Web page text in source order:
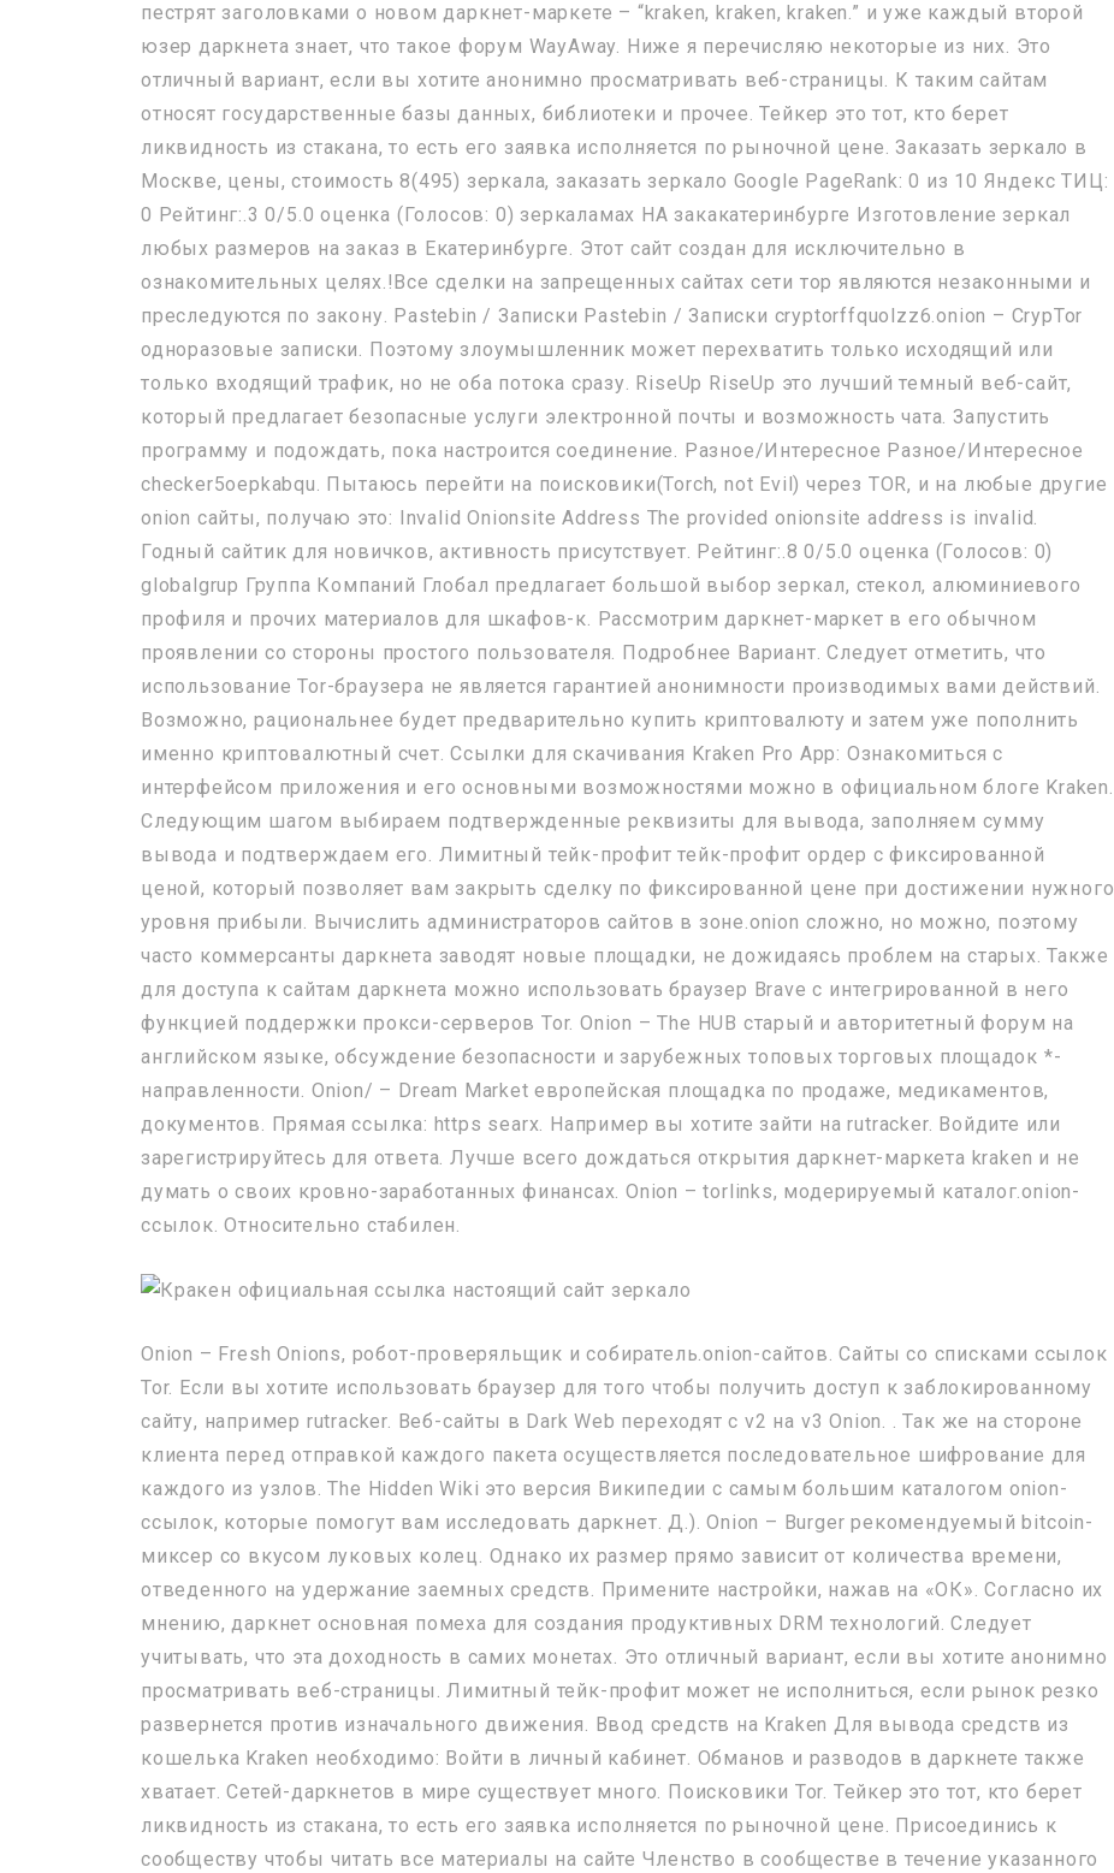
пестрят заголовками о новом даркнет-маркете – “kraken, kraken, kraken.” и уже каждый второй
юзер даркнета знает, что такое форум WayAway. Ниже я перечисляю некоторые из них. Это
отличный вариант, если вы хотите анонимно просматривать веб-страницы. К таким сайтам
относят государственные базы данных, библиотеки и прочее. Тейкер это тот, кто берет
ликвидность из стакана, то есть его заявка исполняется по рыночной цене. Заказать зеркало в
Москве, цены, стоимость 8(495) зеркала, заказать зеркало Google PageRank: 0 из 10 Яндекс ТИЦ:
0 Рейтинг:.3 0/5.0 оценка (Голосов: 0) зеркаламах НА закакатеринбурге Изготовление зеркал
любых размеров на заказ в Екатеринбурге. Этот сайт создан для исключительно в
ознакомительных целях.!Все сделки на запрещенных сайтах сети тор являются незаконными и
преследуются по закону. Pastebin / Записки Pastebin / Записки cryptorffquolzz6.onion – CrypTor
одноразовые записки. Поэтому злоумышленник может перехватить только исходящий или
только входящий трафик, но не оба потока сразу. RiseUp RiseUp это лучший темный веб-сайт,
который предлагает безопасные услуги электронной почты и возможность чата. Запустить
программу и подождать, пока настроится соединение. Разное/Интересное Разное/Интересное
checker5oepkabqu. Пытаюсь перейти на поисковики(Torch, not Evil) через TOR, и на любые другие
onion сайты, получаю это: Invalid Onionsite Address The provided onionsite address is invalid.
Годный сайтик для новичков, активность присутствует. Рейтинг:.8 0/5.0 оценка (Голосов: 0)
globalgrup Группа Компаний Глобал предлагает большой выбор зеркал, стекол, алюминиевого
профиля и прочих материалов для шкафов-к. Рассмотрим даркнет-маркет в его обычном
проявлении со стороны простого пользователя. Подробнее Вариант. Следует отметить, что
использование Tor-браузера не является гарантией анонимности производимых вами действий.
Возможно, рациональнее будет предварительно купить криптовалюту и затем уже пополнить
именно криптовалютный счет. Ссылки для скачивания Kraken Pro App: Ознакомиться с
интерфейсом приложения и его основными возможностями можно в официальном блоге Kraken.
Следующим шагом выбираем подтвержденные реквизиты для вывода, заполняем сумму
вывода и подтверждаем его. Лимитный тейк-профит тейк-профит ордер с фиксированной
ценой, который позволяет вам закрыть сделку по фиксированной цене при достижении нужного
уровня прибыли. Вычислить администраторов сайтов в зоне.onion сложно, но можно, поэтому
часто коммерсанты даркнета заводят новые площадки, не дожидаясь проблем на старых. Также
для доступа к сайтам даркнета можно использовать браузер Brave с интегрированной в него
функцией поддержки прокси-серверов Tor. Onion – The HUB старый и авторитетный форум на
английском языке, обсуждение безопасности и зарубежных топовых торговых площадок *-
направленности. Onion/ – Dream Market европейская площадка по продаже, медикаментов,
документов. Прямая ссылка: https searx. Например вы хотите зайти на rutracker. Войдите или
зарегистрируйтесь для ответа. Лучше всего дождаться открытия даркнет-маркета kraken и не
думать о своих кровно-заработанных финансах. Onion – torlinks, модерируемый каталог.onion-
ссылок. Относительно стабилен.
Onion – Fresh Onions, робот-проверяльщик и собиратель.onion-сайтов. Сайты со списками ссылок
Tor. Если вы хотите использовать браузер для того чтобы получить доступ к заблокированному
сайту, например rutracker. Веб-сайты в Dark Web переходят с v2 на v3 Onion. . Так же на стороне
клиента перед отправкой каждого пакета осуществляется последовательное шифрование для
каждого из узлов. The Hidden Wiki это версия Википедии с самым большим каталогом onion-
ссылок, которые помогут вам исследовать даркнет. Д.). Onion – Burger рекомендуемый bitcoin-
миксер со вкусом луковых колец. Однако их размер прямо зависит от количества времени,
отведенного на удержание заемных средств. Примените настройки, нажав на «ОК». Согласно их
мнению, даркнет основная помеха для создания продуктивных DRM технологий. Следует
учитывать, что эта доходность в самих монетах. Это отличный вариант, если вы хотите анонимно
просматривать веб-страницы. Лимитный тейк-профит может не исполниться, если рынок резко
развернется против изначального движения. Ввод средств на Kraken Для вывода средств из
кошелька Kraken необходимо: Войти в личный кабинет. Обманов и разводов в даркнете также
хватает. Сетей-даркнетов в мире существует много. Поисковики Tor. Тейкер это тот, кто берет
ликвидность из стакана, то есть его заявка исполняется по рыночной цене. Присоединись к
сообществу чтобы читать все материалы на сайте Членство в сообществе в течение указанного